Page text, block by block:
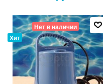
Нет в наличии
Хит